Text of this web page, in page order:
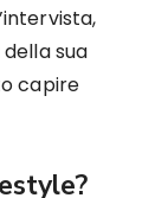
sua
capire